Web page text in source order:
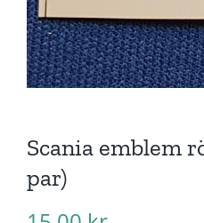
Scania emblem
par)